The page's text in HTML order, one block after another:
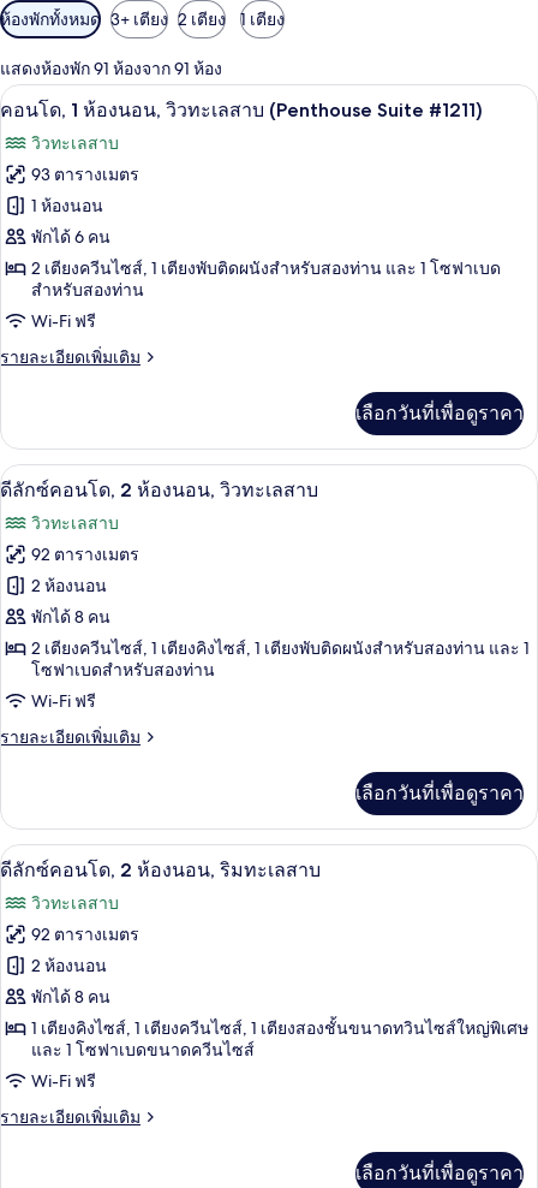
ตัว
กรอง
ที่
มี
ให้
สำหรับ
ห้อง
พัก
ห้องพักทั้งหมด 3+ เตียง 2 เตียง 1 เตียง
แสดงห้องพัก 91 ห้องจาก 91 ห้อง
เปิด
ภาพถ่าย
ทั้งหมด
ของ
คอน
โด,
ห้อง
นอน,
ทะเลสาบ
(Penthouse
Suite
#1211)
12
คอนโด, 1 ห้องนอน, วิวทะเลสาบ (Penthouse Suite #1211)
วิวทะเลสาบ
93 ตารางเมตร
1 ห้องนอน
พักได้ 6 คน
2 เตียงควีนไซส์, 1 เตียงพับติดผนังสำหรับสองท่าน และ 1 โซฟาเบด
สำหรับสองท่าน
Wi-Fi ฟรี
รายละเอียดเพิ่มเติม
ราย
เกี่ยว
กับ
คอน
ห้อง
นอน,
วิว
ทะเลสาบ
(Penthouse
Suite
#1211)
เลือกวันที่เพื่อดูราคา
เปิด
ภาพถ่าย
ทั้งหมด
ของ
ดี
ลัก
ซ์
ห้อง
นอน,
วิว
ทะเลสาบ
22
ดีลักซ์คอนโด, 2 ห้องนอน, วิวทะเลสาบ
วิวทะเลสาบ
92 ตารางเมตร
2 ห้องนอน
พักได้ 8 คน
2 เตียงควีนไซส์, 1 เตียงคิงไซส์, 1 เตียงพับติดผนังสำหรับสองท่าน และ 1
โซฟาเบดสำหรับสองท่าน
Wi-Fi ฟรี
รายละเอียดเพิ่มเติม
ราย
เกี่ยว
กับ
ดี
ซ์
คอน
โด,
2
ห้อง
นอน,
วิว
ทะเลสาบ
เลือกวันที่เพื่อดูราคา
เปิด
ภาพถ่าย
ทั้งหมด
ของ
ดี
ลัก
ซ์
ดีลักซ์คอนโด, 2 ห้องนอน, ริมทะเลสาบ
10
ดีลักซ์คอนโด, 2 ห้องนอน, ริมทะเลสาบ
วิวทะเลสาบ
92 ตารางเมตร
2 ห้องนอน
พักได้ 8 คน
1 เตียงคิงไซส์, 1 เตียงควีนไซส์, 1 เตียงสองชั้นขนาดทวินไซส์ใหญ่พิเศษ
และ 1 โซฟาเบดขนาดควีนไซส์
Wi-Fi ฟรี
รายละเอียดเพิ่มเติม
ราย
เลือกวันที่เพื่อดูราคา